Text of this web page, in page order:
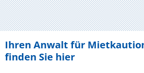
Ihren Anwalt für
finden Sie hier